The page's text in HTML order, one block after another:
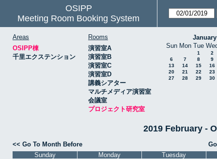
OSIPP
Meeting Room Booking System
Areas
OSIPP棟
千里エクステンション
Rooms
演習室A
演習室B
演習室C
演習室D
講義シアター
マルチメディア演習室
会議室
プロジェクト研究室
Sun Mon Tue
1
2
6
7 8
9
13
14 15
16
20
21 22
23
27
28 29 30
2019 February -
<< Go To Month Before
Sunday
Monday Tuesday